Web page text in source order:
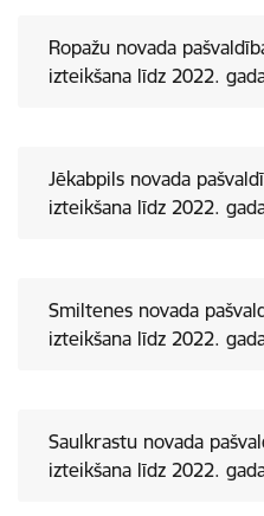
Ropažu novada
izteikšana līdz 2022.
Jēkabpils novada
izteikšana līdz 2022.
Smiltenes novada
izteikšana līdz 2022.
Saulkrastu novada
izteikšana līdz 2022.